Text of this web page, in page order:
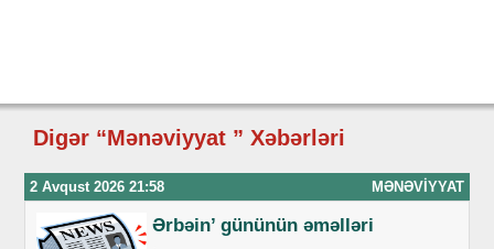
Digər “Mənəviyyat ” Xəbərləri
2 Avqust 2026 21:58 MƏNƏVIYYAT
Ərbəin’ gününün əməlləri